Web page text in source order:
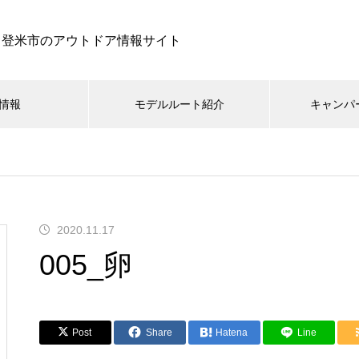
登米市のアウトドア情報サイト
報 モデルルート紹介 キャンパ
2020.11.17
005_卵
Post Share Hatena Line